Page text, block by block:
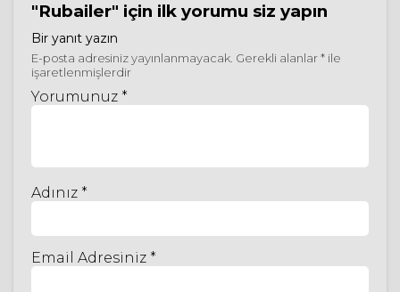
"Rubailer" için ilk yorumu siz yapın
Bir yanıt yazın
E-posta adresiniz yayınlanmayacak. Gerekli alanlar* ile
işaretlenmişlerdir
Yorumunuz *
Adınız *
Email Adresiniz *